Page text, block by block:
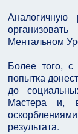
Ментальном
Более того, с
попытка
до
Мастера и,
результата.